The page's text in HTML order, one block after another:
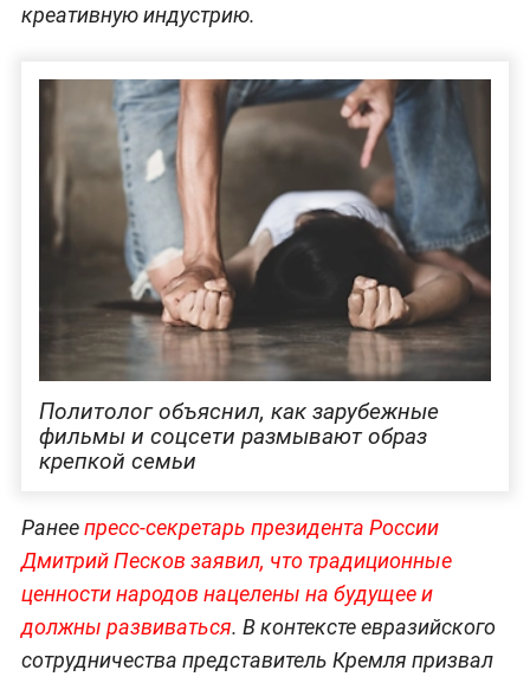
креативную индустрию.
Политолог объяснил, как зарубежные
фильмы и соцсети размывают образ
крепкой семьи
Ранеепресс-секретарь президента России
Дмитрий Песков заявил, что традиционные
ценности народов нацелены на будущее и
должны развиваться. В контексте евразийского
сотрудничества представитель Кремля призвал